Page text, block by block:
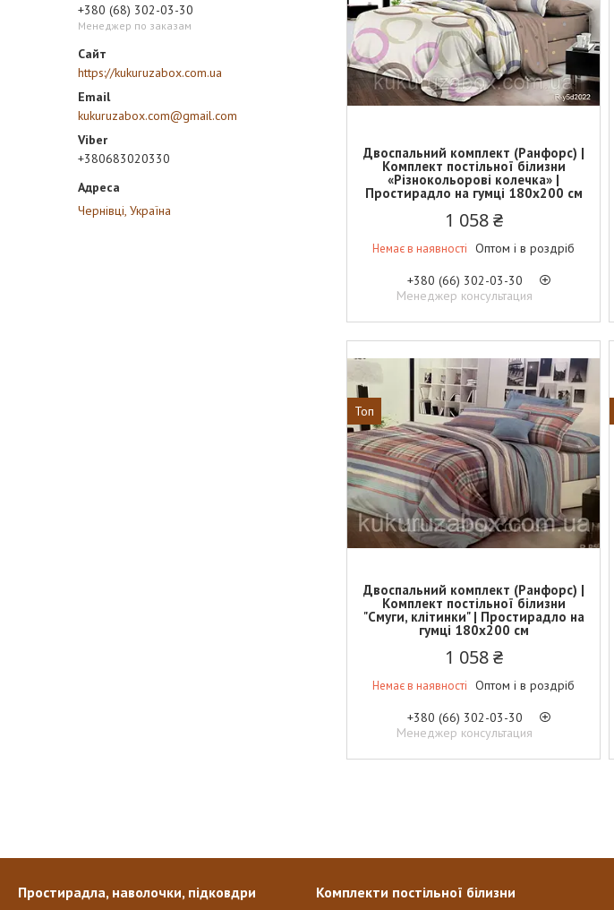
+380 (68) 302-03-30
Менеджер по заказам
https://kukuruzabox.com.ua
kukuruzabox.com@gmail.com
+380683020330
Чернівці, Україна
Двоспальний комплект (Ранфорс) |
Комплект постільної білизни
«Різнокольорові колечка» |
Простирадло на гумці 180х200 см
1 058 ₴
Немає в наявності Оптом і в роздріб
+380 (66) 302-03-30
Менеджер консультация
Топ
Двоспальний комплект (Ранфорс) |
Комплект постільної білизни
"Смуги, клітинки" | Простирадло на
гумці 180х200 см
1 058 ₴
Немає в наявності Оптом і в роздріб
+380 (66) 302-03-30
Менеджер консультация
Простирадла, наволочки, підковдри Комплекти постільної білизни